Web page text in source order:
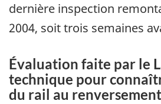
dernière inspection
2004, soit trois semaines
Évaluation faite par le
technique pour
du rail au renversement